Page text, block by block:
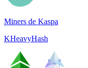
Miners de Kaspa
KHeavyHash